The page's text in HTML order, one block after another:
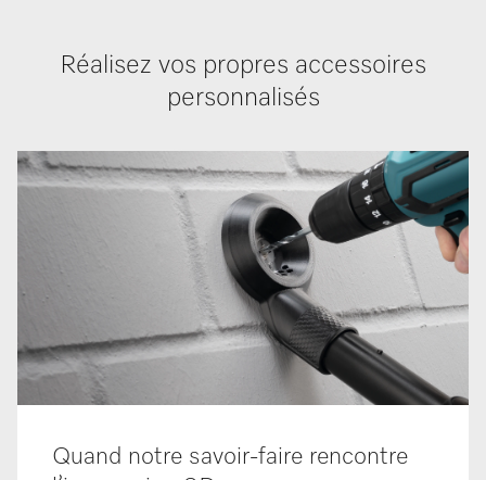
Réalisez vos propres accessoires
personnalisés
Quand notre savoir-faire rencontre